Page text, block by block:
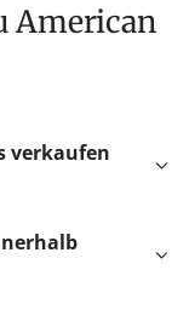
verkaufen